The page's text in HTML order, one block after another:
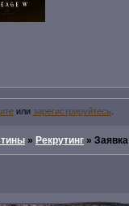
или зарегистрируйтесь
»Рекрутинг »Заявка